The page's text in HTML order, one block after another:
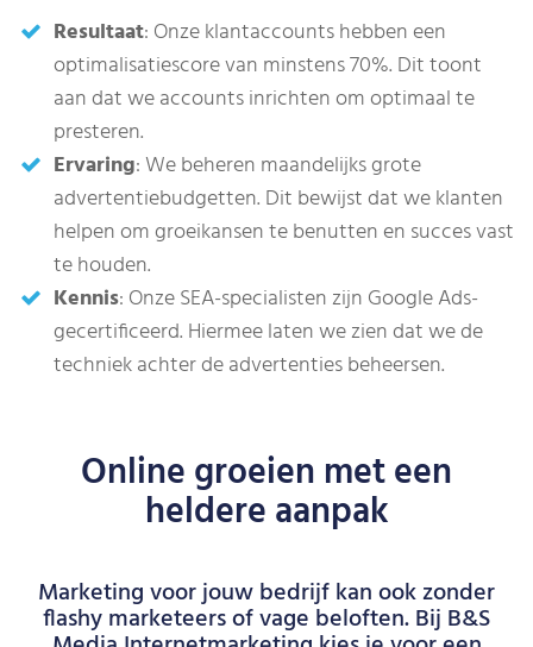
Resultaat: Onze klantaccounts hebben een
optimalisatiescore van minstens 70%. Dit toont
aan dat we accounts inrichten om optimaal te
presteren.
Ervaring: We beheren maandelijks grote
advertentiebudgetten. Dit bewijst dat we klanten
helpen om groeikansen te benutten en succes vast
te houden.
Kennis: Onze SEA-specialisten zijn Google Ads-
gecertificeerd. Hiermee laten we zien dat we de
techniek achter de advertenties beheersen.
Online groeien met een
heldere aanpak
Marketing voor jouw bedrijf kan ook zonder
flashy marketeers of vage beloften. Bij B&S